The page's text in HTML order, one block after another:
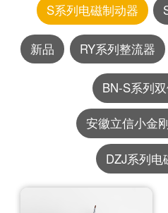
S系列电磁制动器
新品 RY系列整流器
BN-S系列
安徽立信小金
DZJ系列电